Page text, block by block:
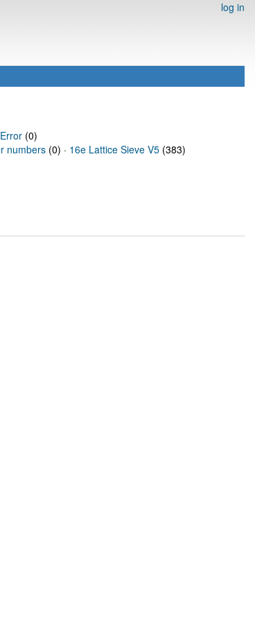
log in
Error(0)
numbers (0) · 16e Lattice Sieve V5 (383)